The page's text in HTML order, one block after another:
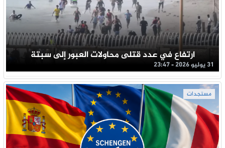
ارتفاع في عدد قتلى محاولات العبور إلى سبتة
31 يوليو 2026 - 23:47
مستجدات